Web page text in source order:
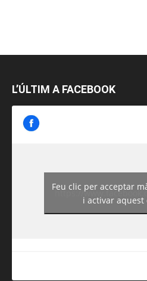
L’ÚLTIM A FACEBOOK
https://
Feu clic per acceptar
i activar